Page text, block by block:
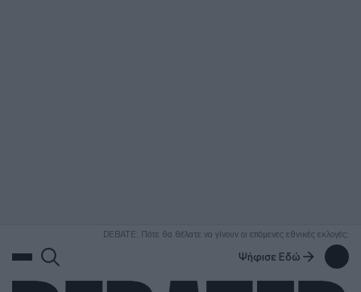
DEBATE: Πότε θα θέλατε να γίνουν οι επόμενες εθνικές εκλογές;
Ψήφισε Εδώ